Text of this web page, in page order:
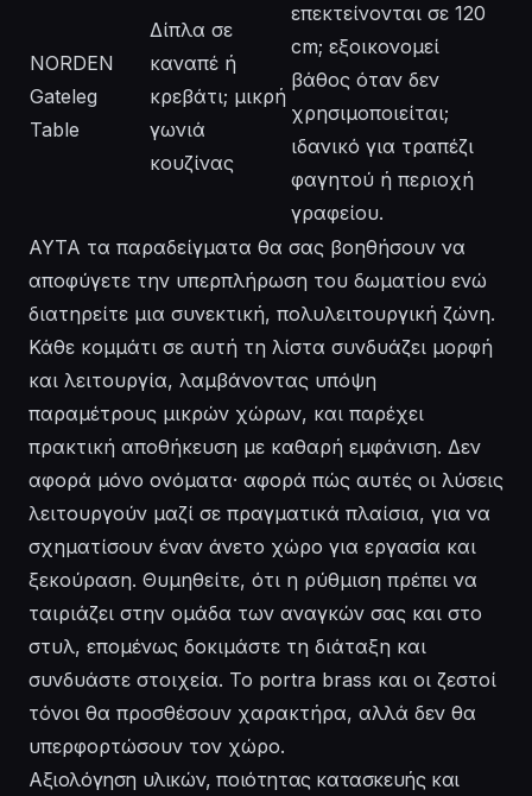
NORDEN
Gateleg
Table
Δίπλα σε
καναπέ ή
κρεβάτι; μικρή
γωνιά
κουζίνας
επεκτείνονται σε 120
cm; εξοικονομεί
βάθος όταν δεν
χρησιμοποιείται;
ιδανικό για τραπέζι
φαγητού ή περιοχή
γραφείου.
ΑΥΤΑ τα παραδείγματα θα σας βοηθήσουν να
αποφύγετε την υπερπλήρωση του δωματίου ενώ
διατηρείτε μια συνεκτική, πολυλειτουργική ζώνη.
Κάθε κομμάτι σε αυτή τη λίστα συνδυάζει μορφή
και λειτουργία, λαμβάνοντας υπόψη
παραμέτρους μικρών χώρων, και παρέχει
πρακτική αποθήκευση με καθαρή εμφάνιση. Δεν
αφορά μόνο ονόματα· αφορά πώς αυτές οι λύσεις
λειτουργούν μαζί σε πραγματικά πλαίσια, για να
σχηματίσουν έναν άνετο χώρο για εργασία και
ξεκούραση. Θυμηθείτε, ότι η ρύθμιση πρέπει να
ταιριάζει στην ομάδα των αναγκών σας και στο
στυλ, επομένως δοκιμάστε τη διάταξη και
συνδυάστε στοιχεία. Το portra brass και οι ζεστοί
τόνοι θα προσθέσουν χαρακτήρα, αλλά δεν θα
υπερφορτώσουν τον χώρο.
Αξιολόγηση υλικών, ποιότητας κατασκευής και